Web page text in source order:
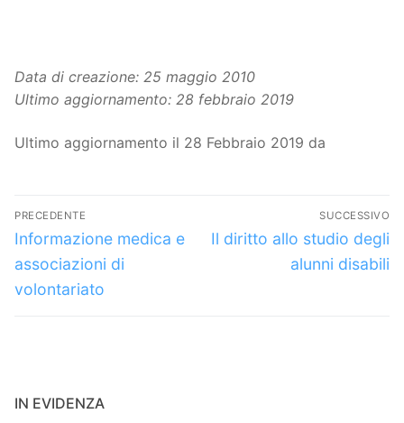
Data di creazione: 25 maggio 2010
Ultimo aggiornamento: 28 febbraio 2019
Ultimo aggiornamento il 28 Febbraio 2019 da
Navigazione
articoli
PRECEDENTE
Articolo
precedente:
Informazione medica e
associazioni di
volontariato
SUCCESSIVO
Articolo
Il diritto allo studio degli
alunni disabili
IN EVIDENZA